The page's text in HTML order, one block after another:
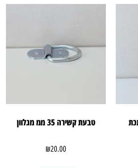
טבעת קשירה 35 ממ מגלוון
₪20.00